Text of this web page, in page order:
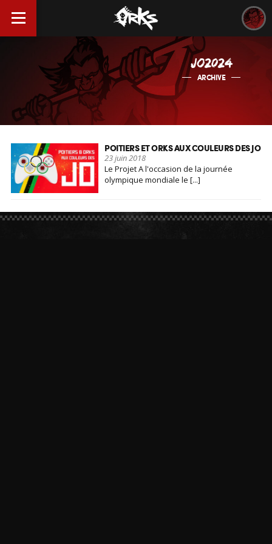
JO2024
ARCHIVE
POITIERS ET ORKS AUX COULEURS DES JO
23 juin 2018
Le Projet A l'occasion de la journée
olympique mondiale le [...]